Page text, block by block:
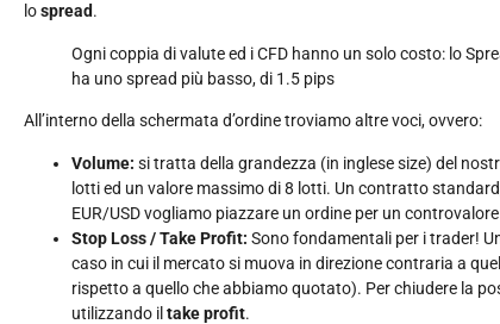
lospread.
Ogni coppia di valute ed i CFD hanno un solo costo: lo
ha uno spread più basso, di 1.5 pips
All’interno della schermata d’ordine troviamo altre voci, ovvero:
Volume: si tratta della grandezza (in inglese size) del
lotti ed un valore massimo di 8 lotti. Un contratto
EUR/USD vogliamo piazzare un ordine per un
Stop Loss / Take Profit: Sono fondamentali per i trader!
caso in cui il mercato si muova in direzione contraria a
rispetto a quello che abbiamo quotato). Per chiudere la
utilizzando iltake profit.